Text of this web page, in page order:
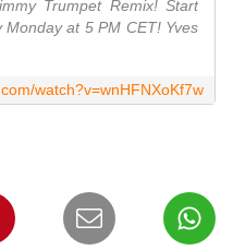
Trumpet Remix! Start
at 5 PM CET! Yves
watch?v=wnHFNXoKf7w